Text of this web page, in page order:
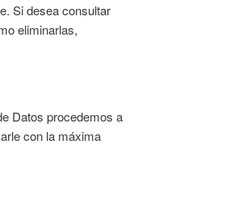
Si desea consultar
eliminarlas,
Datos procedemos a
con la máxima